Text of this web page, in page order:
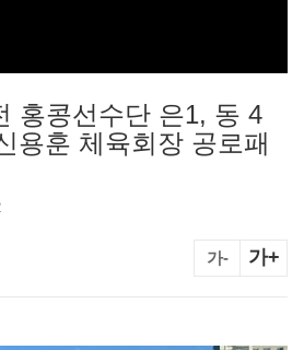
홍콩선수단 은1, 동 4
용훈 체육회장 공로패
가- 가+